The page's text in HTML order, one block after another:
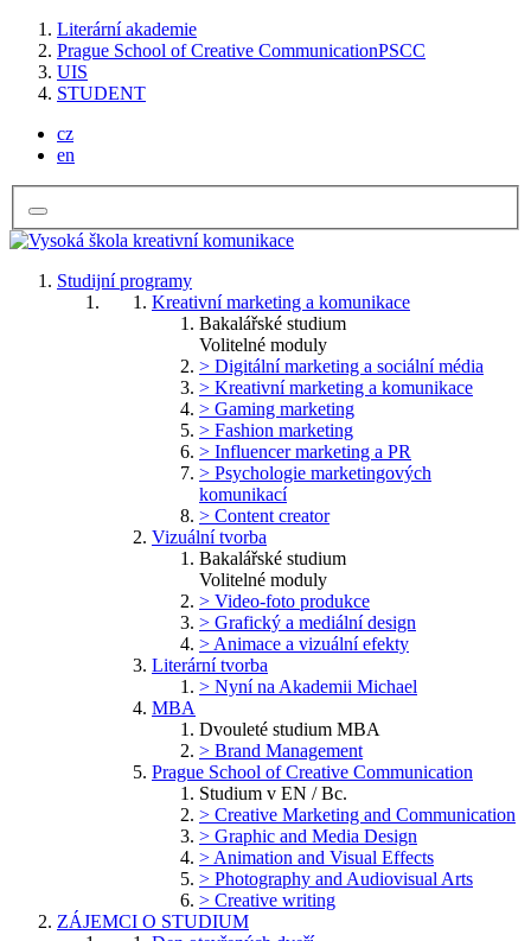
Literární akademie
Prague School of Creative CommunicationPSCC
UIS
STUDENT
cz
en
Studijní programy
Kreativní marketing a komunikace
Bakalářské studium
Volitelné moduly
> Digitální marketing a sociální média
> Kreativní marketing a komunikace
> Gaming marketing
> Fashion marketing
> Influencer marketing a PR
> Psychologie marketingových
komunikací
> Content creator
Vizuální tvorba
Bakalářské studium
Volitelné moduly
> Video-foto produkce
> Grafický a mediální design
> Animace a vizuální efekty
Literární tvorba
> Nyní na Akademii Michael
MBA
Dvouleté studium MBA
> Brand Management
Prague School of Creative Communication
Studium v EN / Bc.
> Creative Marketing and Communication
> Graphic and Media Design
> Animation and Visual Effects
> Photography and Audiovisual Arts
> Creative writing
ZÁJEMCI O STUDIUM